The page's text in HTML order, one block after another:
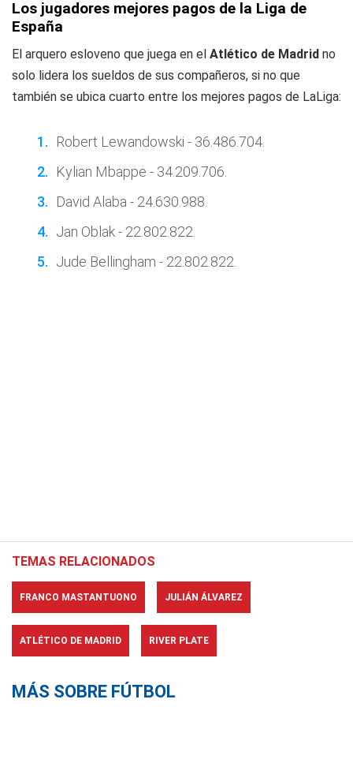
Los jugadores mejores pagos de la Liga de
España
El arquero esloveno que juega en el Atlético de Madrid no
solo lidera los sueldos de sus compañeros, si no que
también se ubica cuarto entre los mejores pagos de LaLiga:
Robert Lewandowski - 36.486.704.
Kylian Mbappe - 34.209.706.
David Alaba - 24.630.988.
Jan Oblak - 22.802.822.
Jude Bellingham - 22.802.822.
TEMAS RELACIONADOS
FRANCO MASTANTUONO JULIÁN ÁLVAREZ
ATLÉTICO DE MADRID RIVER PLATE
MÁS SOBRE FÚTBOL